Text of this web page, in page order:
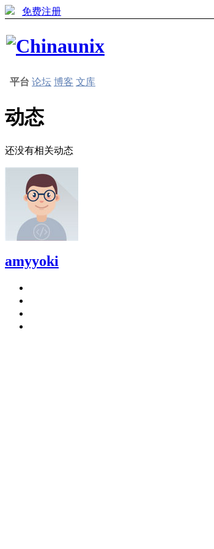
免费注册
平台 论坛 博客 文库
动态
还没有相关动态
amyyoki